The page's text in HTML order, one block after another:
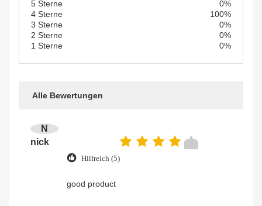
5 Sterne
0%
4 Sterne
100%
3 Sterne
0%
2 Sterne
0%
1 Sterne
0%
Alle Bewertungen
N
nick
Hilfreich (5)
good product